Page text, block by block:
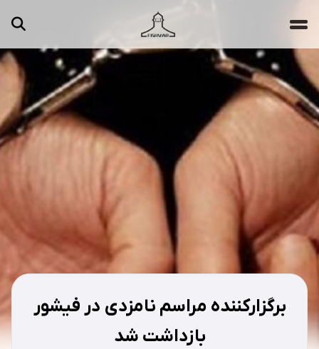
مقالات تصاویر
ویدیوها دسته‌بندی‌ها
جستجو ...
برگزارکننده مراسم نامزدی در فیشور
بازداشت شد